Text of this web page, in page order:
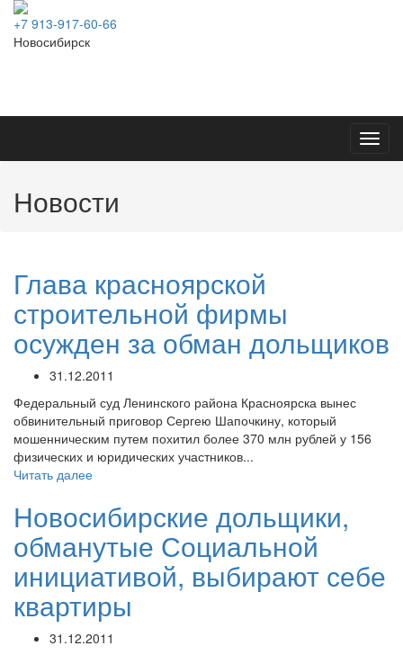
+7 913-917-60-66
Новосибирск
Новости
Глава красноярской
строительной фирмы
осужден за обман дольщиков
31.12.2011
Федеральный суд Ленинского района Красноярска вынес
обвинительный приговор Сергею Шапочкину, который
мошенническим путем похитил более 370 млн рублей у 156
физических и юридических участников...
Читать далее
Новосибирские дольщики,
обманутые Социальной
инициативой, выбирают себе
квартиры
31.12.2011